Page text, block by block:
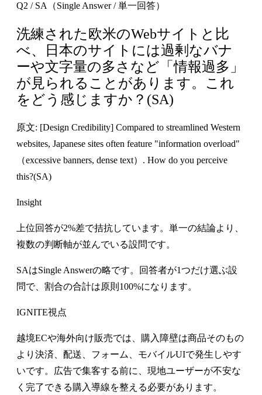
Q2 / SA（Single Answer / 単一回答）
洗練された欧米のWebサイトと比
べ、日本のサイトには過剰なバナ
ーや文字量の多さなど「情報過多」
が見られることがあります。これ
をどう感じますか？(SA)
原文: [Design Credibility] Compared to streamlined Western
websites, Japanese sites often feature "information overload"
（excessive banners, dense text）. How do you perceive
this?(SA)
Insight
上位回答が2%差で拮抗しています。単一の結論より、
複数の判断軸が並んでいる設問です。
SAはSingle Answerの略です。回答者が1つだけ選ぶ設
問で、割合の合計は原則100%になります。
IGNITE視点
越境ECや海外向け販売では、購入障壁は商品そのもの
より決済、配送、フォーム、モバイルUIで発生しやす
いです。広告で集客する前に、現地ユーザーが不安な
く完了できる購入導線を整える必要があります。